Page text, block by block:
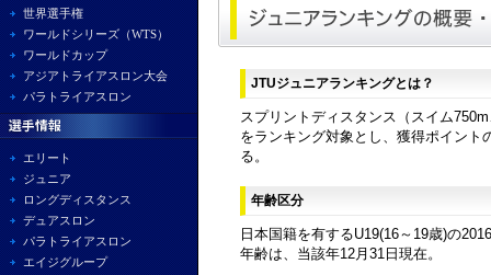
世界選手権
ワールドシリーズ（WTS）
ワールドカップ
アジアトライアスロン大会
パラトライアスロン
エリート
ジュニア
ロングディスタンス
デュアスロン
パラトライアスロン
エイジグループ
JTUジュニアランキングとは？
スプリントディスタンス（スイム
をランキング対象とし、獲得ポイント
る。
年齢区分
日本国籍を有するU19(16～19歳)の
年齢は、当該年12月31日現在。